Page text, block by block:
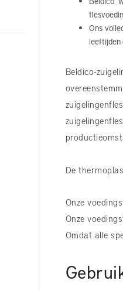
Ons
leeftijden
Beldico-
De
Onze
Onze
Omdat alle